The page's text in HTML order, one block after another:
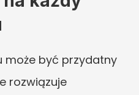
może być przydatny
rozwiązuje